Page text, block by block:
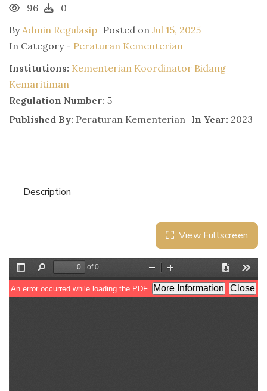
96
0
ByAdmin Regulasip Posted on Jul 15, 2025
In Category - Peraturan Kementerian
Institutions: Kementerian Koordinator Bidang
Kemaritiman
Regulation Number: 5
Published By: Peraturan Kementerian In Year: 2023
Description
View Fullscreen